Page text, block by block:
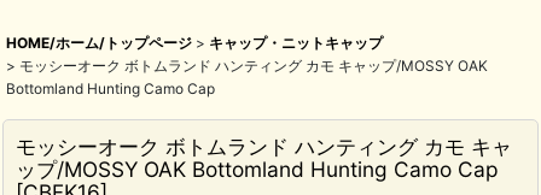
HOME/ホーム/トップページ > キャップ・ニットキャップ
> モッシーオーク ボトムランド ハンティング カモ キャップ/MOSSY OAK
Bottomland Hunting Camo Cap
モッシーオーク ボトムランド ハンティング カモ キャ
ップ/MOSSY OAK Bottomland Hunting Camo Cap